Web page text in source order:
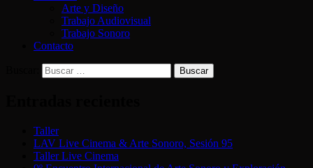
Arte y Diseño
Trabajo Audiovisual
Trabajo Sonoro
Contacto
Taller
LAV Live Cinema & Arte Sonoro, Sesión 95
Taller Live Cinema